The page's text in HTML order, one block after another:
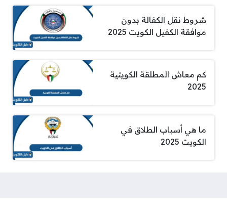
شروط نقل الكفالة بدون
موافقة الكفيل الكويت 2025
كم معاش المطلقة الكويتية
2025
ما هي أسباب الطلاق في
الكويت 2025